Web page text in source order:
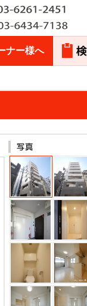
ナー様へ